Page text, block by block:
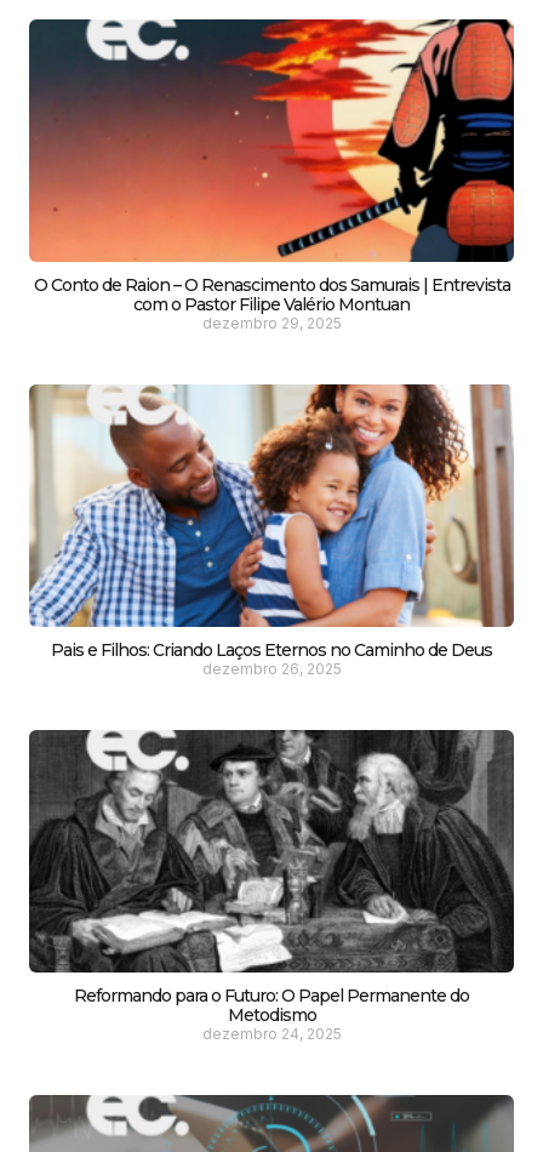
O Conto de Raion – O Renascimento dos Samurais | Entrevista
com o Pastor Filipe Valério Montuan
dezembro 29, 2025
Pais e Filhos: Criando Laços Eternos no Caminho de Deus
dezembro 26, 2025
Reformando para o Futuro: O Papel Permanente do
Metodismo
dezembro 24, 2025